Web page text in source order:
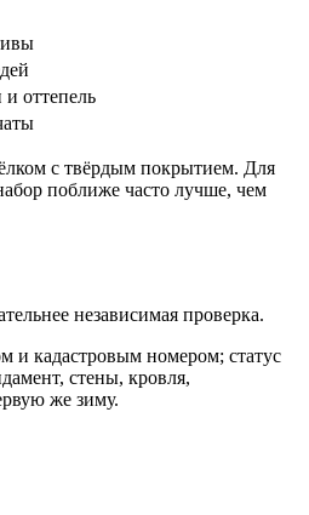
оттепель
с твёрдым покрытием. Для
поближе часто лучше, чем
независимая проверка.
и кадастровым номером; статус
стены, кровля,
же зиму.